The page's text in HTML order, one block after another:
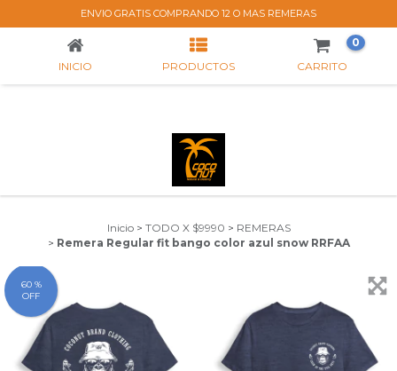
ENVIO GRATIS COMPRANDO 12 O MAS REMERAS
REMERA REGULAR FIT BANGO COLOR AZUL SNOW RRFAA
INICIO PRODUCTOS CARRITO
0
Inicio > TODO X $9990 > REMERAS
> Remera Regular fit bango color azul snow RRFAA
60 %
OFF